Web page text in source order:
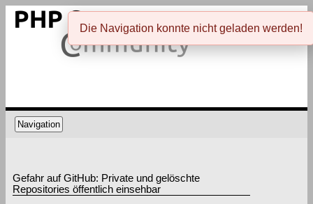
Navigation
Gefahr auf GitHub: Private und gelöschte
Repositories öffentlich einsehbar
Die Navigation konnte nicht geladen werden!